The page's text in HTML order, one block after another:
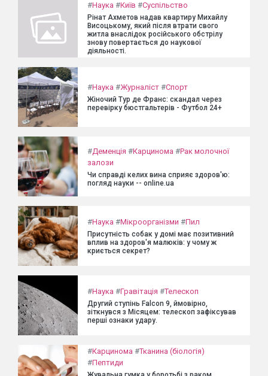
#Наука #Київ #Суспільство
Рінат Ахметов надав квартиру Михайлу
Висоцькому, який після втрати свого
житла внаслідок російського обстрілу
знову повертається до наукової
діяльності.
#Наука #Журналіст #Спорт
Жіночий Тур де Франс: скандал через
перевірку бюстгальтерів - Футбол 24+
#Деменція #Карцинома #Рак молочної
залози
Чи справді келих вина сприяє здоров'ю:
погляд науки -- online.ua
#Наука #Мікроорганізми #Пил
Присутність собак у домі має позитивний
вплив на здоров'я малюків: у чому ж
криється секрет?
#Наука #Гравітація #Телескоп
Другий ступінь Falcon 9, ймовірно,
зіткнувся з Місяцем: телескоп зафіксував
перші ознаки удару.
#Карцинома #Тканина (біологія)
#Пептиди